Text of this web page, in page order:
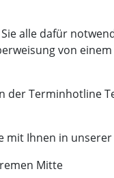
alle dafür
von
Terminhotline
mit Ihnen in
Mitte